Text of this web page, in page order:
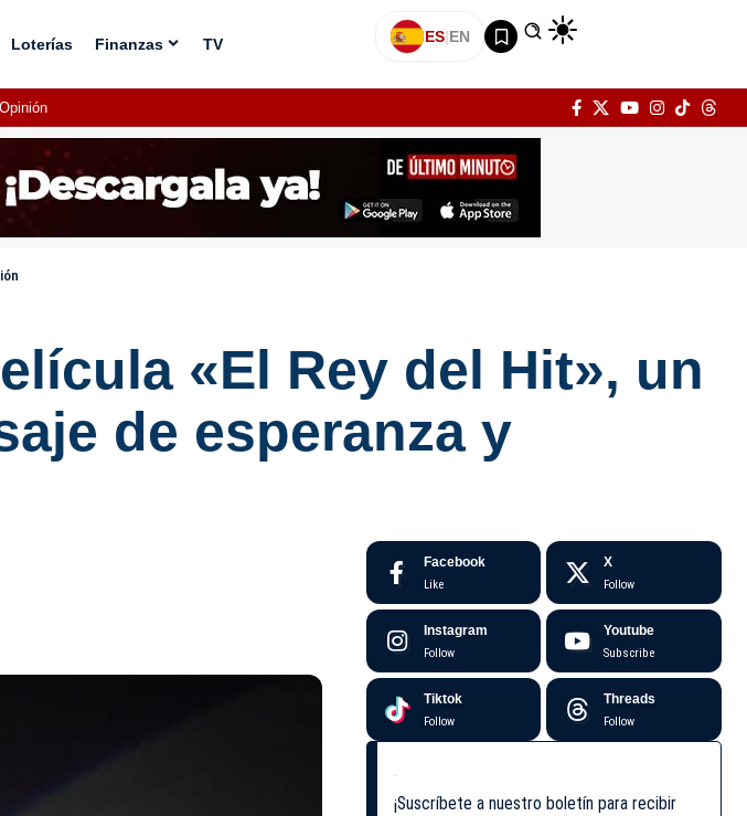
Loterías Finanzas TV ES|EN
Opinión
«El Rey del Hit», un
de esperanza y
Facebook
Like
X
Follow
Instagram
Follow
Youtube
Subscribe
Tiktok
Follow
Threads
Follow
¡Suscríbete a nuestro boletín para recibir